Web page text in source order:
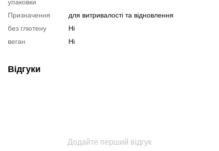
упаковки
Призначення
для витривалості та відновлення
без глютену
Ні
веган
Ні
Відгуки
Додайте перший відгук